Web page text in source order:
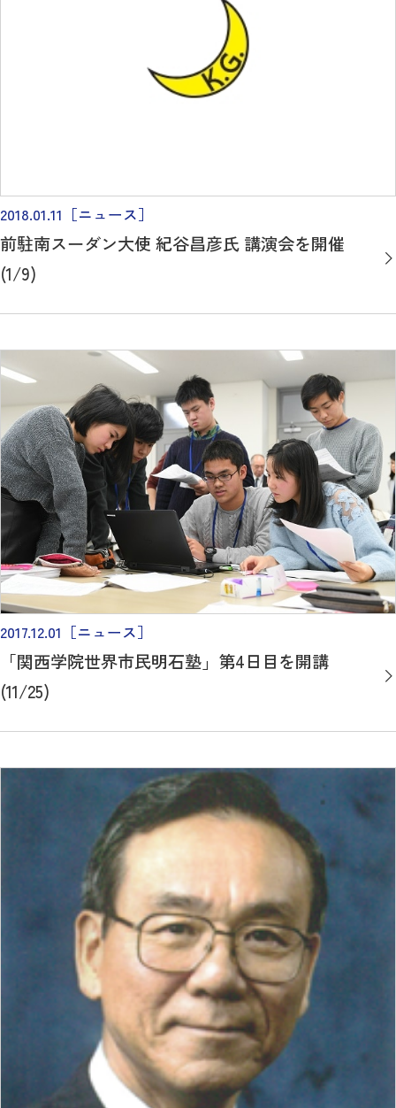
2018.01.11 ［ニュース］
前駐南スーダン大使 紀谷昌彦氏 講演会を開催
(1/9)
2017.12.01 ［ニュース］
「関西学院世界市民明石塾」第4日目を開講
(11/25)